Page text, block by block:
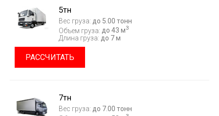
5тн
Вес груза: до 5.00 тонн
Объем груза: до 43 м3
Длина груза: до 7 м
РАССЧИТАТЬ
7тн
Вес груза: до 7.00 тонн